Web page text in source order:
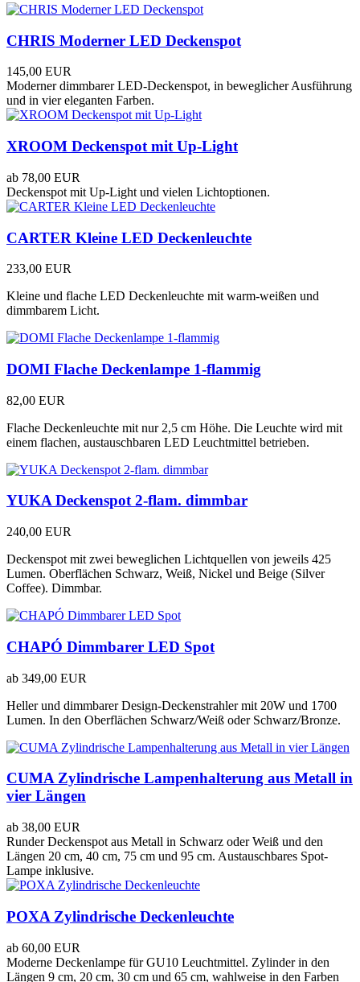
CHRIS Moderner LED Deckenspot
145,00 EUR
Moderner dimmbarer LED-Deckenspot, in beweglicher Ausführung
und in vier eleganten Farben.
XROOM Deckenspot mit Up-Light
ab 78,00 EUR
Deckenspot mit Up-Light und vielen Lichtoptionen.
CARTER Kleine LED Deckenleuchte
233,00 EUR
Kleine und flache LED Deckenleuchte mit warm-weißen und
dimmbarem Licht.
DOMI Flache Deckenlampe 1-flammig
82,00 EUR
Flache Deckenleuchte mit nur 2,5 cm Höhe. Die Leuchte wird mit
einem flachen, austauschbaren LED Leuchtmittel betrieben.
YUKA Deckenspot 2-flam. dimmbar
240,00 EUR
Deckenspot mit zwei beweglichen Lichtquellen von jeweils 425
Lumen. Oberflächen Schwarz, Weiß, Nickel und Beige (Silver
Coffee). Dimmbar.
CHAPÓ Dimmbarer LED Spot
ab 349,00 EUR
Heller und dimmbarer Design-Deckenstrahler mit 20W und 1700
Lumen. In den Oberflächen Schwarz/Weiß oder Schwarz/Bronze.
CUMA Zylindrische Lampenhalterung aus Metall in
vier Längen
ab 38,00 EUR
Runder Deckenspot aus Metall in Schwarz oder Weiß und den
Längen 20 cm, 40 cm, 75 cm und 95 cm. Austauschbares Spot-
Lampe inklusive.
POXA Zylindrische Deckenleuchte
ab 60,00 EUR
Moderne Deckenlampe für GU10 Leuchtmittel. Zylinder in den
Längen 9 cm, 20 cm, 30 cm und 65 cm, wahlweise in den Farben